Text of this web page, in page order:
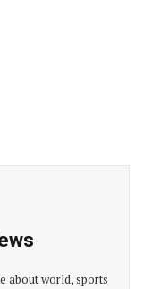
about world, sports